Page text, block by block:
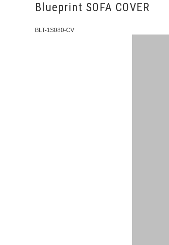
Blueprint SOFA COVER
BLT-1S080-CV